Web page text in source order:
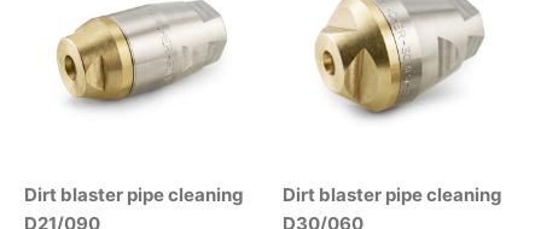
Dirt blaster pipe cleaning
D21/090
Dirt blaster pipe cleaning
D30/060